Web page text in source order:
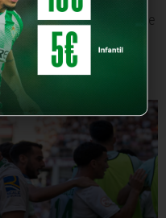
a Primera División y se
minutos al UD Ibiza Gasifred
del fútbol sala español